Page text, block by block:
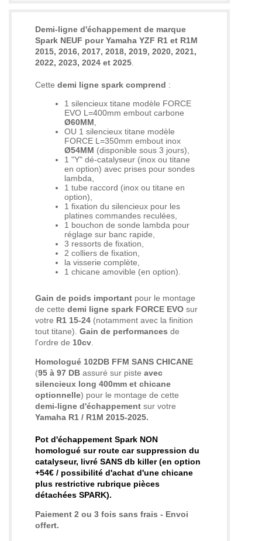
Demi-ligne d'échappement de marque
Spark NEUF pour Yamaha YZF R1 et R1M
2015, 2016, 2017, 2018, 2019, 2020, 2021,
2022, 2023, 2024 et 2025
Cette demi ligne spark comprend :
1 silencieux titane modèle FORCE
EVO L=400mm embout carbone
Ø60MM
OU 1 silencieux titane modèle
FORCE L=350mm embout inox
Ø54MM (disponible sous 3 jours),
1 "Y" dé-catalyseur (inox ou titane
en option) avec prises pour sondes
lambda,
1 tube raccord (inox ou titane en
option),
1 fixation du silencieux pour les
platines commandes reculées,
1 bouchon de sonde lambda pour
réglage sur banc rapide,
3 ressorts de fixation,
2 colliers de fixation,
la visserie complète,
1 chicane amovible (en option).
Gain de poids important pour le montage
de cette demi ligne spark FORCE EVO sur
votre R1 15-24 (notamment avec la finition
tout titane). Gain de performances de
l'ordre de 10cv
Homologué 102DB FFM SANS CHICANE
(95 à 97 DB assuré sur piste avec
silencieux long 400mm et chicane
optionnelle) pour le montage de cette
demi-ligne d'échappement sur votre
Yamaha R1 / R1M 2015-2025.
Pot d'échappement Spark NON
homologué sur route car suppression du
catalyseur, livré SANS db killer (en option
+54€ / possibilité d'achat d'une chicane
plus restrictive rubrique pièces
détachées SPARK).
Paiement 2 ou 3 fois sans frais - Envoi
offert.